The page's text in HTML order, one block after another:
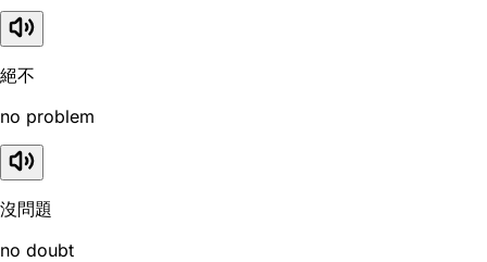
絕不
no problem
沒問題
no doubt